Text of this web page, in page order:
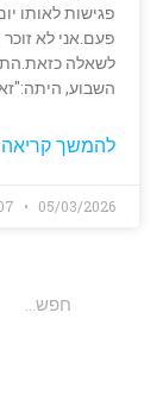
פגישות לאותו
פעם.אני לא
לשאלה
השבוע,
להמשך
05/03/2026